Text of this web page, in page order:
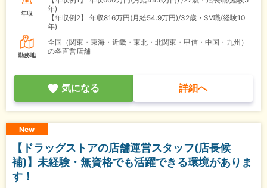
年収
年)
【年収例2】
年収816万円(月給54.9万円)/32歳・SV職(経験10
年)
勤務地
全国（関東・東海・近畿・東北・北関東・甲信・中国・九州）
の各直営店舗
気になる 詳細へ
New
【ドラッグストアの店舗運営スタッフ(店長候
補)】未経験・無資格でも活躍できる環境がありま
す！